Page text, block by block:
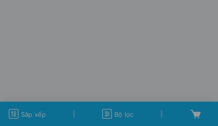
Sắp xếp Bộ lọc